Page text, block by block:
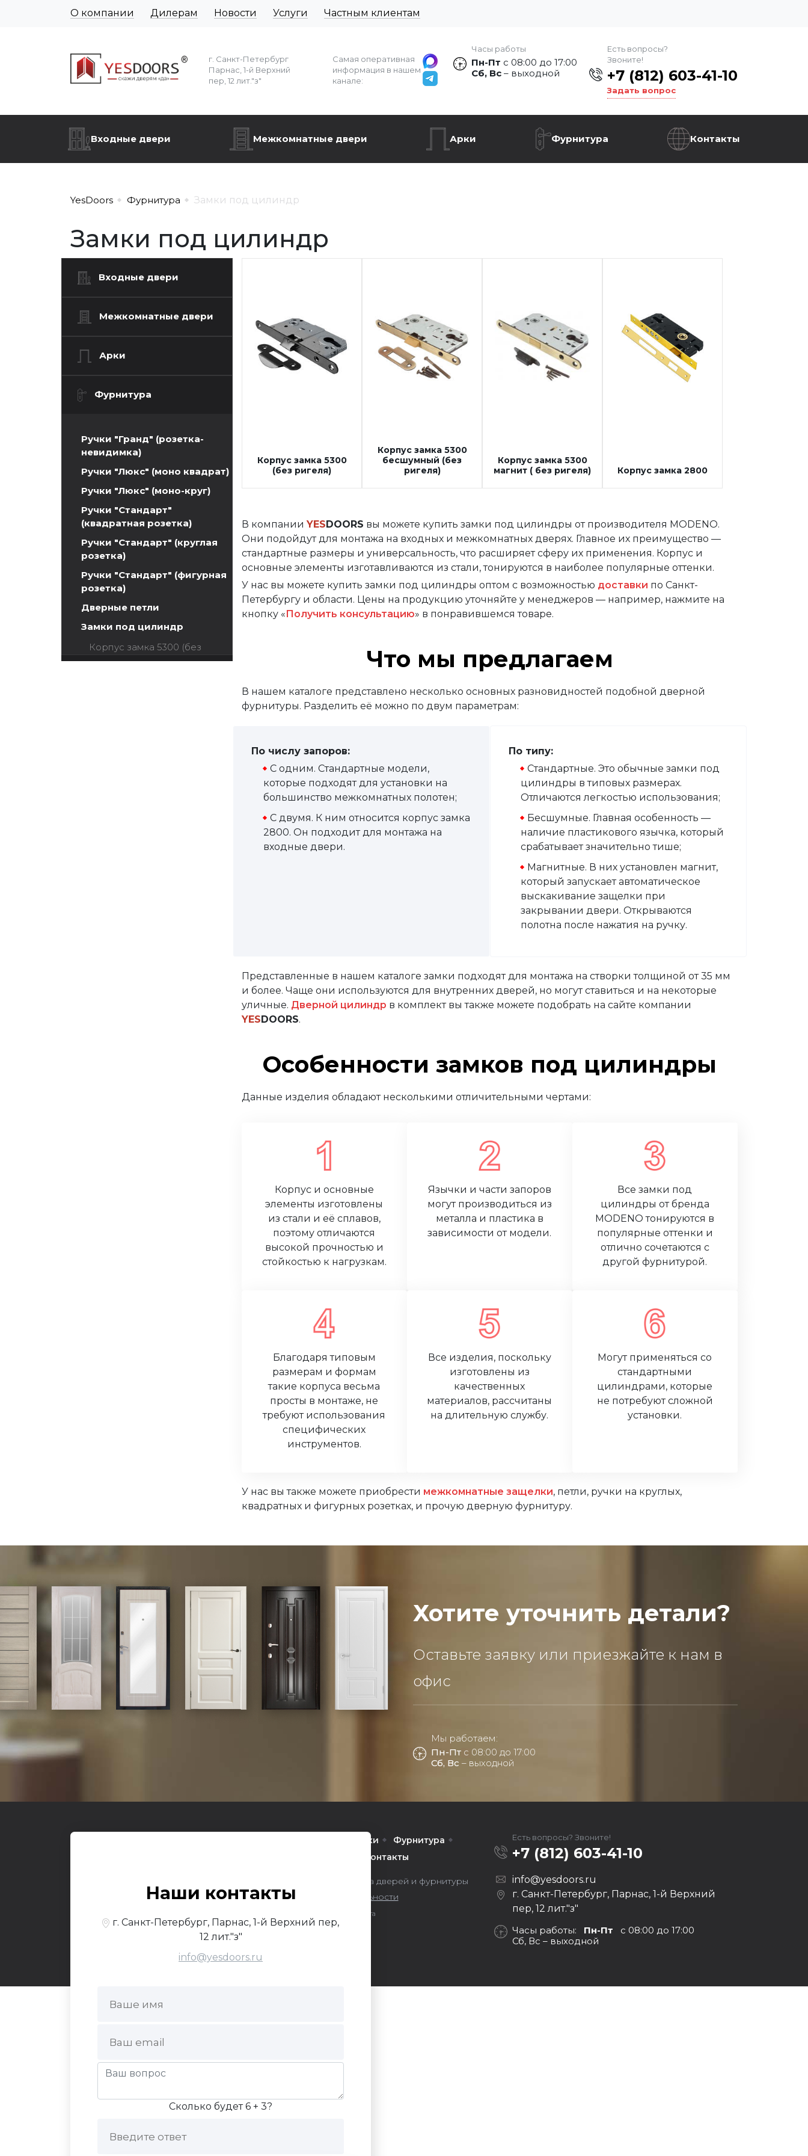
О компании Дилерам Новости Услуги Частным клиентам
г. Санкт-Петербург
Парнас, 1-й Верхний
пер, 12 лит."з"
Самая оперативная
информация в нашем
канале:
Часы работы
Пн-Пт с 08:00 до 17:00
Сб, Вс – выходной
Есть вопросы?
Звоните!
+7 (812) 603-41-10
Задать вопрос
Входные двери Межкомнатные двери Арки Фурнитура Контакты
YesDoors Фурнитура Замки под цилиндр
Замки под цилиндр
Входные двери
Межкомнатные двери
Арки
Фурнитура
Ручки "Гранд" (розетка-
невидимка)
Ручки "Люкс" (моно квадрат)
Ручки "Люкс" (моно-круг)
Ручки "Стандарт"
(квадратная розетка)
Ручки "Стандарт" (круглая
розетка)
Ручки "Стандарт" (фигурная
розетка)
Дверные петли
Замки под цилиндр
Корпус замка 5300 (без
ригеля)
Корпус замка 5300
(без ригеля)
Корпус замка 5300
бесшумный (без
ригеля)
Корпус замка 5300
магнит ( без ригеля)
Корпус замка 2800
В компании YESDOORS вы можете купить замки под цилиндры от производителя MODENO.
Они подойдут для монтажа на входных и межкомнатных дверях. Главное их преимущество —
стандартные размеры и универсальность, что расширяет сферу их применения. Корпус и
основные элементы изготавливаются из стали, тонируются в наиболее популярные оттенки.
У нас вы можете купить замки под цилиндры оптом с возможностью доставки по Санкт-
Петербургу и области. Цены на продукцию уточняйте у менеджеров — например, нажмите на
кнопку «Получить консультацию» в понравившемся товаре.
Что мы предлагаем
В нашем каталоге представлено несколько основных разновидностей подобной дверной
фурнитуры. Разделить её можно по двум параметрам:
По числу запоров:
С одним. Стандартные модели,
которые подходят для установки на
большинство межкомнатных полотен;
С двумя. К ним относится корпус замка
2800. Он подходит для монтажа на
входные двери.
По типу:
Стандартные. Это обычные замки под
цилиндры в типовых размерах.
Отличаются легкостью использования;
Бесшумные. Главная особенность —
наличие пластикового язычка, который
срабатывает значительно тише;
Магнитные. В них установлен магнит,
который запускает автоматическое
выскакивание защелки при
закрывании двери. Открываются
полотна после нажатия на ручку.
Представленные в нашем каталоге замки подходят для монтажа на створки толщиной от 35 мм
и более. Чаще они используются для внутренних дверей, но могут ставиться и на некоторые
уличные. Дверной цилиндр в комплект вы также можете подобрать на сайте компании
YESDOORS.
Особенности замков под цилиндры
Данные изделия обладают несколькими отличительными чертами:
Корпус и основные
элементы изготовлены
из стали и её сплавов,
поэтому отличаются
высокой прочностью и
стойкостью к нагрузкам.
Язычки и части запоров
могут производиться из
металла и пластика в
зависимости от модели.
Все замки под
цилиндры от бренда
MODENO тонируются в
популярные оттенки и
отлично сочетаются с
другой фурнитурой.
Благодаря типовым
размерам и формам
такие корпуса весьма
просты в монтаже, не
требуют использования
специфических
инструментов.
Все изделия, поскольку
изготовлены из
качественных
материалов, рассчитаны
на длительную службу.
Могут применяться со
стандартными
цилиндрами, которые
не потребуют сложной
установки.
У нас вы также можете приобрести межкомнатные защелки, петли, ручки на круглых,
квадратных и фигурных розетках, и прочую дверную фурнитуру.
Хотите уточнить детали?
Оставьте заявку или приезжайте к нам в
офис
Мы работаем:
Пн-Пт с 08:00 до 17:00
Сб, Вс – выходной
Наши контакты
г. Санкт-Петербург, Парнас, 1-й Верхний пер,
12 лит."з"
info@yesdoors.ru
Сколько будет 6 + 3?
Арки
Фурнитура
Контакты
Yesdoors — оптовая продажа дверей и фурнитуры
Политика конфиденциальности
Продвижение сайта
Darvin Studio
Есть вопросы? Звоните!
+7 (812) 603-41-10
info@yesdoors.ru
г. Санкт-Петербург, Парнас, 1-й Верхний
пер, 12 лит."з"
Часы работы: Пн-Пт с 08:00 до 17:00
Сб, Вс – выходной